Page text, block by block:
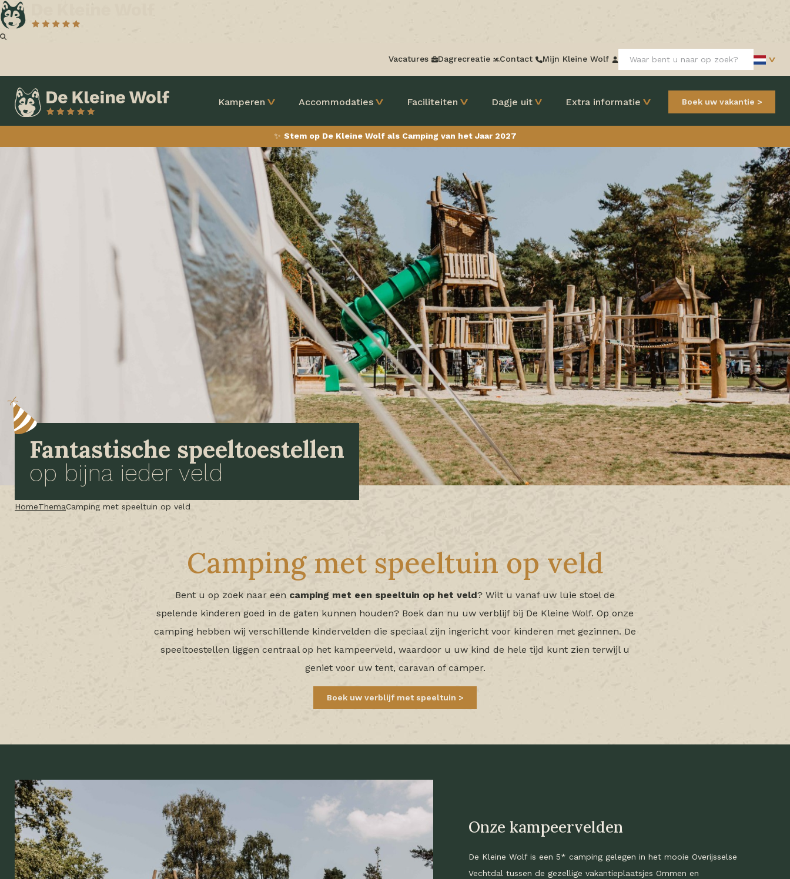
Vacatures Dagrecreatie Contact Mijn Kleine Wolf
Kamperen Accommodaties Faciliteiten Dagje uit Extra informatie Boek uw vakantie
✨ Stem op De Kleine Wolf als Camping van het Jaar 2027
Fantastische speeltoestellen
op bijna ieder veld
HomeThemaCamping met speeltuin op veld
Camping met speeltuin op veld
Bent u op zoek naar een camping met een speeltuin op het veld? Wilt u vanaf uw luie stoel de
spelende kinderen goed in de gaten kunnen houden? Boek dan nu uw verblijf bij De Kleine Wolf. Op onze
camping hebben wij verschillende kindervelden die speciaal zijn ingericht voor kinderen met gezinnen. De
speeltoestellen liggen centraal op het kampeerveld, waardoor u uw kind de hele tijd kunt zien terwijl u
geniet voor uw tent, caravan of camper.
Boek uw verblijf met speeltuin
Onze kampeervelden
De Kleine Wolf is een 5* camping gelegen in het mooie Overijsselse
Vechtdal tussen de gezellige vakantieplaatsjes Ommen en